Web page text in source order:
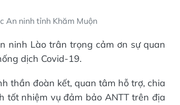
An ninh tỉnh Khăm Muộn
ninh Lào trân trọng cảm ơn sự quan
dịch Covid-19.
thần đoàn kết, quan tâm hỗ trợ, chia
tốt nhiệm vụ đảm bảo ANTT trên địa